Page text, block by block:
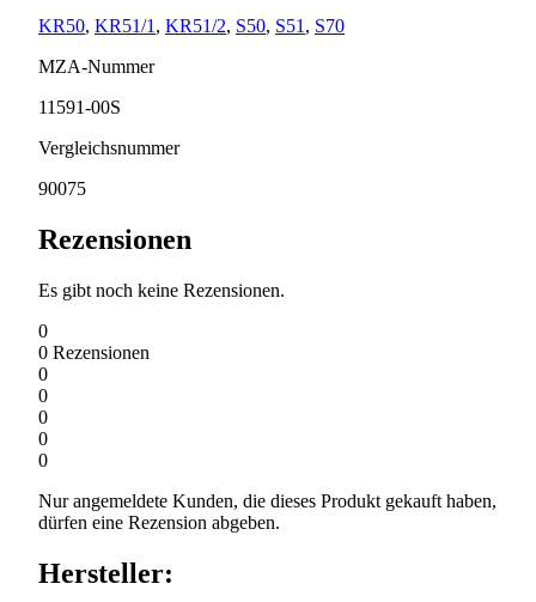
KR50, KR51/1 , KR51/2, S50, S51 , S70
MZA-Nummer
11591-00S
Vergleichsnummer
90075
Rezensionen
Es gibt noch keine Rezensionen.
0
0 Rezensionen
0
0
0
0
0
Nur angemeldete Kunden, die dieses Produkt gekauft haben,
dürfen eine Rezension abgeben.
Hersteller: